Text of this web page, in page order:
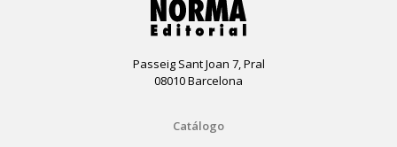
Passeig Sant Joan 7, Pral
08010 Barcelona
Catálogo